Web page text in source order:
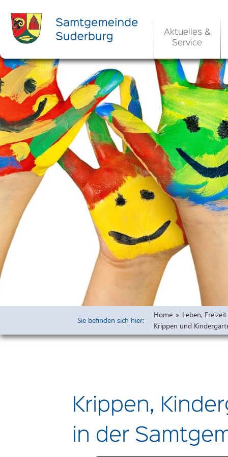
Aktuelles &
Service
Ortsrecht &
Rats- und
Aktuelle
Ortsrecht /
Allgemeine
Kommunale
EU-
Widmungen
Öffentliche
Vorprüfung
Wirksame
Sie befinden sich hier:
Home » Leben,
Krippen und
Krippen,
in der